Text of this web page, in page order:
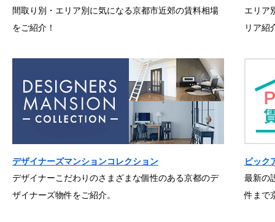
間取り別・エリア別に気になる京都市近郊の賃料相場
をご紹介！
エリア
リア紹
デザイナーズマンションコレクション
デザイナーこだわりのさまざまな個性のある京都のデ
ザイナーズ物件をご紹介。
ピック
最新の
件まで